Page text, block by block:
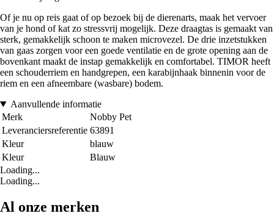
Of je nu op reis gaat of op bezoek bij de dierenarts, maak het vervoer
van je hond of kat zo stressvrij mogelijk. Deze draagtas is gemaakt van
sterk, gemakkelijk schoon te maken microvezel. De drie inzetstukken
van gaas zorgen voor een goede ventilatie en de grote opening aan de
bovenkant maakt de instap gemakkelijk en comfortabel. TIMOR heeft
een schouderriem en handgrepen, een karabijnhaak binnenin voor de
riem en een afneembare (wasbare) bodem.
Aanvullende informatie
Merk
Nobby Pet
Leveranciersreferentie 63891
Kleur
blauw
Kleur
Blauw
Loading...
Loading...
Al onze merken